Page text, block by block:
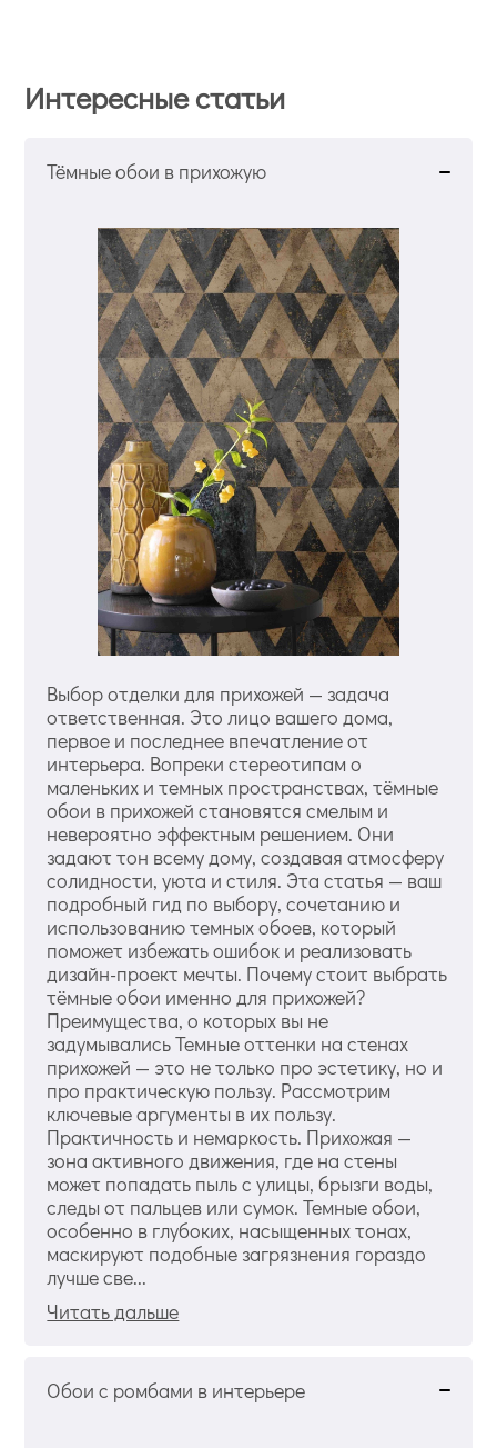
Интересные статьи
Тёмные обои в прихожую
Выбор отделки для прихожей — задача
ответственная. Это лицо вашего дома,
первое и последнее впечатление от
интерьера. Вопреки стереотипам о
маленьких и темных пространствах, тёмные
обои в прихожей становятся смелым и
невероятно эффектным решением. Они
задают тон всему дому, создавая атмосферу
солидности, уюта и стиля. Эта статья — ваш
подробный гид по выбору, сочетанию и
использованию темных обоев, который
поможет избежать ошибок и реализовать
дизайн-проект мечты. Почему стоит выбрать
тёмные обои именно для прихожей?
Преимущества, о которых вы не
задумывались Темные оттенки на стенах
прихожей — это не только про эстетику, но и
про практическую пользу. Рассмотрим
ключевые аргументы в их пользу.
Практичность и немаркость. Прихожая —
зона активного движения, где на стены
может попадать пыль с улицы, брызги воды,
следы от пальцев или сумок. Темные обои,
особенно в глубоких, насыщенных тонах,
маскируют подобные загрязнения гораздо
лучше све...
Читать дальше
Обои с ромбами в интерьере